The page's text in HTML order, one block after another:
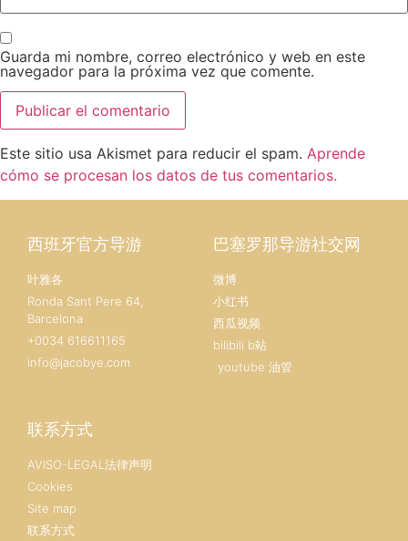
Guarda mi nombre, correo electrónico y web en este
navegador para la próxima vez que comente.
Este sitio usa Akismet para reducir el spam. Aprende
cómo se procesan los datos de tus comentarios.
西班牙官方导游
叶雅各
Ronda Sant Pere 64,
Barcelona
+0034 616611165
info@jacobye.com
巴塞罗那导游社交网
微博
小红书
西瓜视频
bilibili b站
youtube 油管
联系方式
AVISO-LEGAL法律声明
Cookies
Site map
联系方式